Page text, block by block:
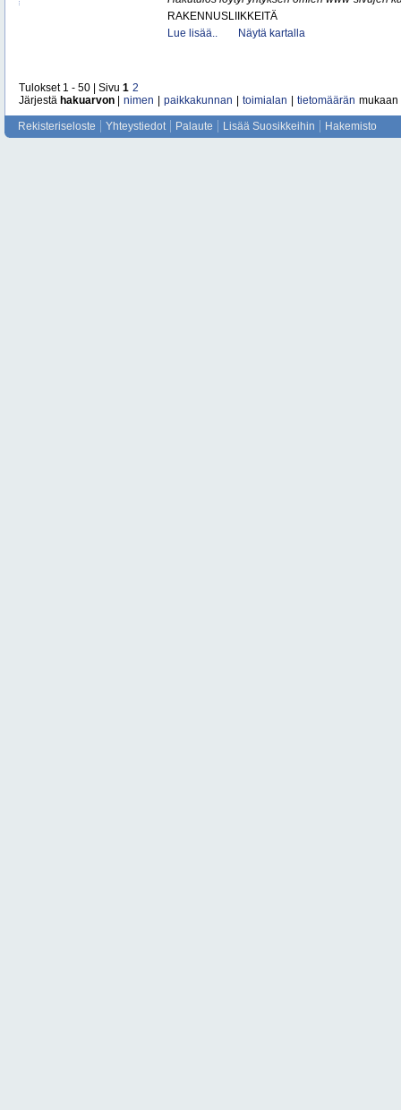
RAKENNUSLIIKKEITÄ
Lue lisää..
Näytä kartalla
Tulokset 1 - 50 | Sivu 1 2
Järjestä hakuarvon nimen paikkakunnan toimialan tietomäärän mukaan
Rekisteriseloste Yhteystiedot Palaute Lisää Suosikkeihin Hakemisto